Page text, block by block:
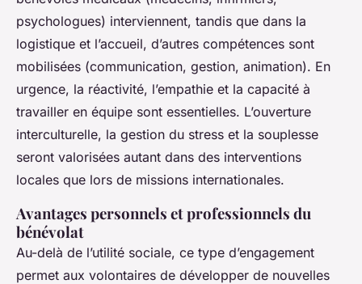
psychologues) interviennent, tandis que dans la
logistique et l’accueil, d’autres compétences sont
mobilisées (communication, gestion, animation). En
urgence, la réactivité, l’empathie et la capacité à
travailler en équipe sont essentielles. L’ouverture
interculturelle, la gestion du stress et la souplesse
seront valorisées autant dans des interventions
locales que lors de missions internationales.
Avantages personnels et professionnels du
bénévolat
Au-delà de l’utilité sociale, ce type d’engagement
permet aux volontaires de développer de nouvelles